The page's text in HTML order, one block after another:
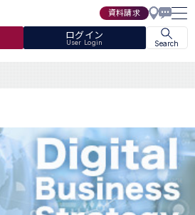
資料請求
ログイン
User Login Search